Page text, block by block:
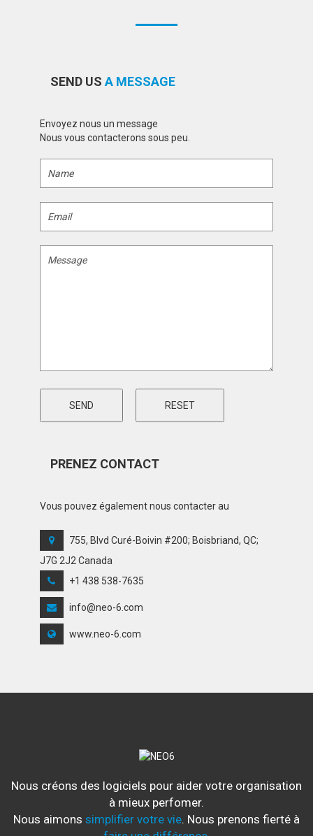
SEND US A MESSAGE
Envoyez nous un message
Nous vous contacterons sous peu.
PRENEZ CONTACT
Vous pouvez également nous contacter au
755, Blvd Curé-Boivin #200; Boisbriand, QC;
J7G 2J2 Canada
+1 438 538-7635
info@neo-6.com
www.neo-6.com
Nous créons des logiciels pour aider votre organisation
à mieux perfomer.
Nous aimons simplifier votre vie. Nous prenons fierté à